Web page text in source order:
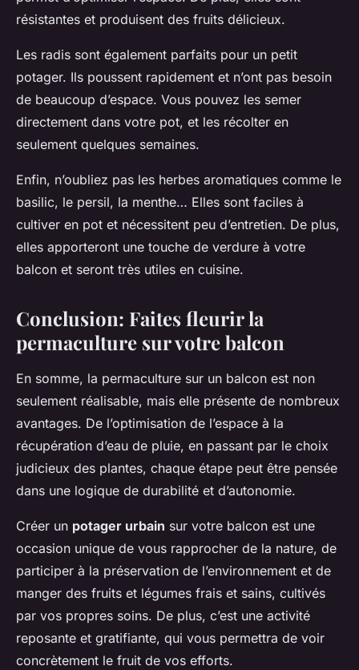
résistantes et produisent des fruits délicieux.
Les radis sont également parfaits pour un petit
potager. Ils poussent rapidement et n’ont pas besoin
de beaucoup d’espace. Vous pouvez les semer
directement dans votre pot, et les récolter en
seulement quelques semaines.
Enfin, n’oubliez pas les herbes aromatiques comme le
basilic, le persil, la menthe… Elles sont faciles à
cultiver en pot et nécessitent peu d’entretien. De plus,
elles apporteront une touche de verdure à votre
balcon et seront très utiles en cuisine.
Conclusion: Faites fleurir la
permaculture sur votre balcon
En somme, la permaculture sur un balcon est non
seulement réalisable, mais elle présente de nombreux
avantages. De l’optimisation de l’espace à la
récupération d’eau de pluie, en passant par le choix
judicieux des plantes, chaque étape peut être pensée
dans une logique de durabilité et d’autonomie.
Créer un potager urbain sur votre balcon est une
occasion unique de vous rapprocher de la nature, de
participer à la préservation de l’environnement et de
manger des fruits et légumes frais et sains, cultivés
par vos propres soins. De plus, c’est une activité
reposante et gratifiante, qui vous permettra de voir
concrètement le fruit de vos efforts.